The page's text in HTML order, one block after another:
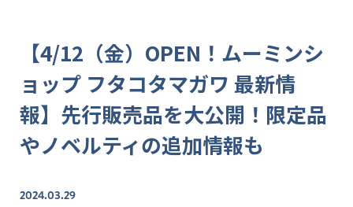
【4/12（金）OPEN！ムーミンシ
ョップ フタコタマガワ 最新情
報】先行販売品を大公開！限定品
やノベルティの追加情報も
2024.03.29